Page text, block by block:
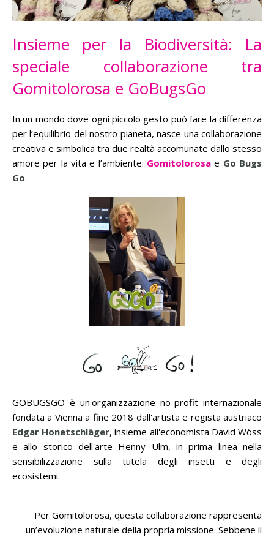
Insieme per la Biodiversità: La
speciale collaborazione tra
Gomitolorosa e GoBugsGo
In un mondo dove ogni piccolo gesto può fare la differenza
per l’equilibrio del nostro pianeta, nasce una collaborazione
creativa e simbolica tra due realtà accomunate dallo stesso
amore per la vita e l’ambiente: Gomitolorosa e Go Bugs
Go.
GOBUGSGO è un'organizzazione no-profit internazionale
fondata a Vienna a fine 2018 dall'artista e regista austriaco
Edgar Honetschläger, insieme all'economista David Wöss
e allo storico dell'arte Henny Ulm, in prima linea nella
sensibilizzazione sulla tutela degli insetti e degli
ecosistemi.
Per Gomitolorosa, questa collaborazione rappresenta
un’evoluzione naturale della propria missione. Sebbene il